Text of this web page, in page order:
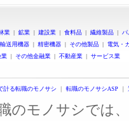
業 | 鉱業 | 建設業 | 食料品 | 繊維製品 |
輸送用機器 | 精密機器 | その他製品 | 電気・
業 | その他金融業 | 不動産業 | サービス業
計る転職のモノサシ ｜ 転職のモノサシASP ｜
のモノサシでは